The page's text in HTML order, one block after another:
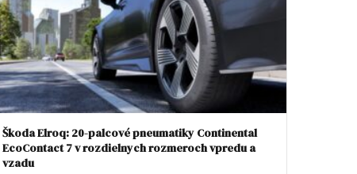
Škoda Elroq: 20-palcové pneumatiky Continental
EcoContact 7 v rozdielnych rozmeroch vpredu a
vzadu